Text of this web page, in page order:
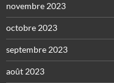
novembre 2023
octobre 2023
septembre 2023
août 2023